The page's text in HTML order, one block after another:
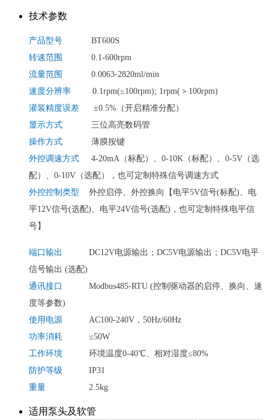
技术参数
产品型号 BT600S
转速范围
0.1-600rpm
流量范围
0.0063-2820ml/min
速度分辨率 0.1rpm(≤100rpm); 1rpm(＞100rpm)
灌装精度误差 ±0.5%（开启精准分配）
显示方式 三位高亮数码管
操作方式 薄膜按键
外控调速方式 4-20mA（标配）、0-10K（标配）、0-5V（选
配）、0-10V（选配），也可定制特殊信号调速方式
外控控制类型 外控启停、外控换向【电平5V信号(标配)、电
平12V信号(选配)、电平24V信号(选配)，也可定制特殊电平信
号】
端口输出
DC12V电源输出；DC5V电源输出；DC5V电平
信号输出 (选配)
通讯接口
Modbus485-RTU (控制驱动器的启停、换向、速
度等参数)
使用电源 AC100-240V，50Hz/60Hz
功率消耗 ≤50W
工作环境 环境温度0-40℃、相对湿度≤80%
防护等级 IP31
重量 2.5kg
适用泵头及软管